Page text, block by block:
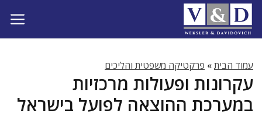
לדלג
לתוכן
עמוד הבית» פרקטיקה משפטית והליכים
עקרונות ופעולות מרכזיות
במערכת ההוצאה לפועל בישראל